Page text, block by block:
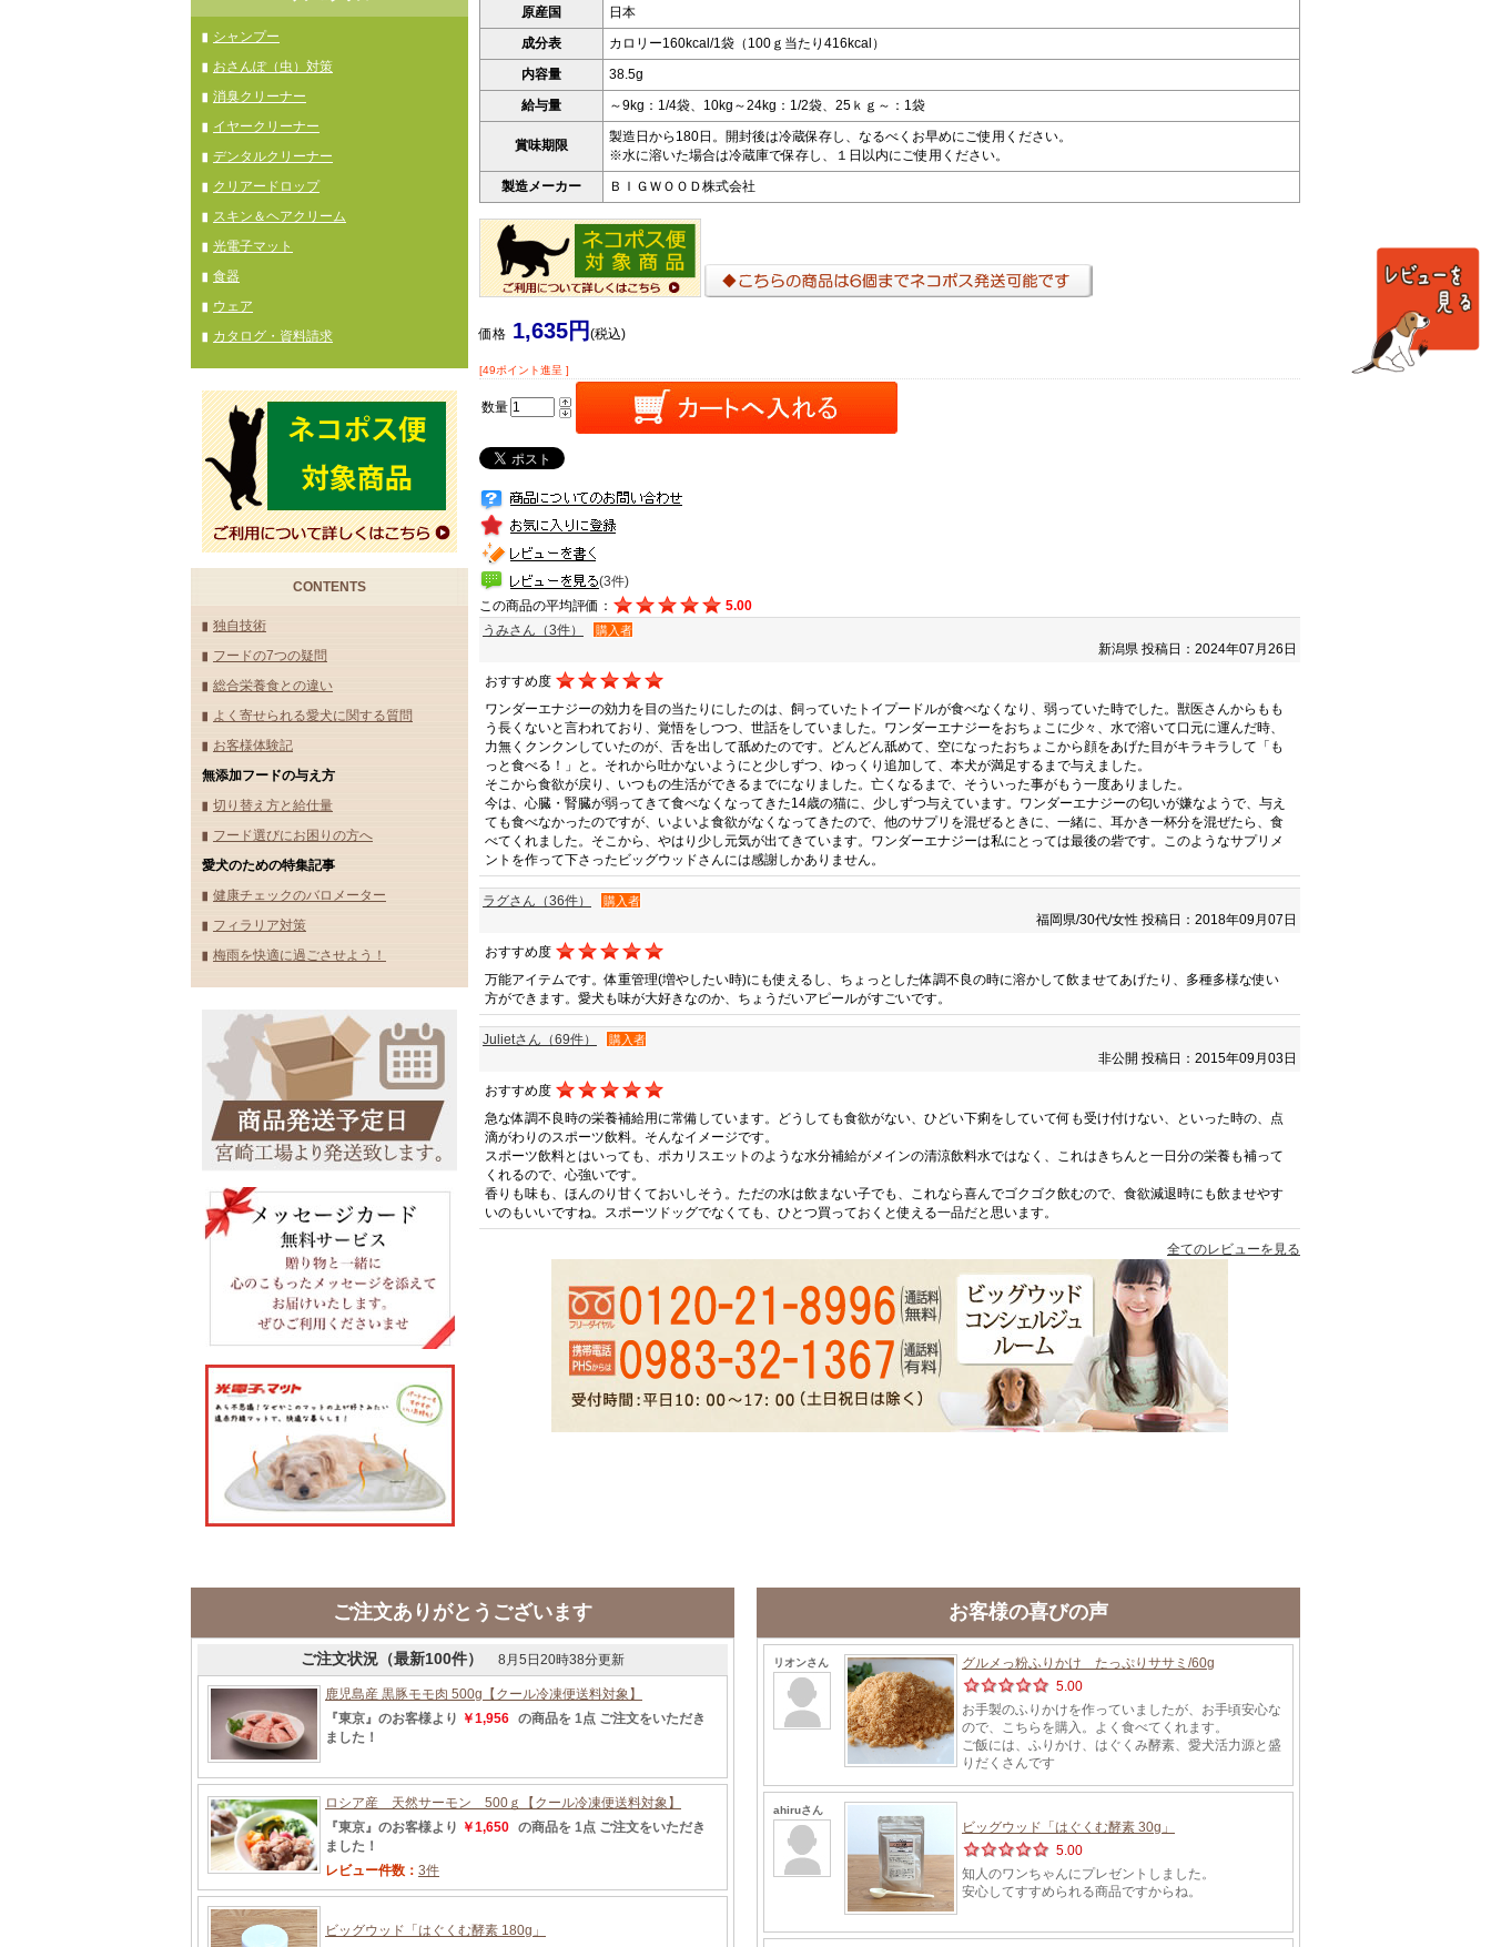
シャンプー
おさんぽ（虫）対策
消臭クリーナー
イヤークリーナー
デンタルクリーナー
クリアードロップ
スキン＆ヘアクリーム
光電子マット
食器
ウェア
カタログ・資料請求
CONTENTS
独自技術
フードの7つの疑問
総合栄養食との違い
よく寄せられる愛犬に関する質問
お客様体験記
無添加フードの与え方
切り替え方と給仕量
フード選びにお困りの方へ
愛犬のための特集記事
健康チェックのバロメーター
フィラリア対策
梅雨を快適に過ごさせよう！
原産国
日本
成分表
カロリー160kcal/1袋（100ｇ当たり416kcal）
内容量
38.5g
給与量
～9kg：1/4袋、10kg～24kg：1/2袋、25ｋｇ～：1袋
賞味期限
製造日から180日。開封後は冷蔵保存し、なるべくお早めにご使用ください。
※水に溶いた場合は冷蔵庫で保存し、１日以内にご使用ください。
製造メーカー
ＢＩＧＷＯＯＤ株式会社
価格 1,635円 (税込)
[49ポイント進呈 ]
数量
(3件)
この商品の平均評価：
5.00
うみさん（3件）
購入者
新潟県 投稿日：2024年07月26日
おすすめ度
ワンダーエナジーの効力を目の当たりにしたのは、飼っていたトイプードルが食べなくなり、弱っていた時でした。獣医さんからもも
う長くないと言われており、覚悟をしつつ、世話をしていました。ワンダーエナジーをおちょこに少々、水で溶いて口元に運んだ時、
力無くクンクンしていたのが、舌を出して舐めたのです。どんどん舐めて、空になったおちょこから顔をあげた目がキラキラして「も
っと食べる！」と。それから吐かないようにと少しずつ、ゆっくり追加して、本犬が満足するまで与えました。
そこから食欲が戻り、いつもの生活ができるまでになりました。亡くなるまで、そういった事がもう一度ありました。
今は、心臓・腎臓が弱ってきて食べなくなってきた14歳の猫に、少しずつ与えています。ワンダーエナジーの匂いが嫌なようで、与え
ても食べなかったのですが、いよいよ食欲がなくなってきたので、他のサプリを混ぜるときに、一緒に、耳かき一杯分を混ぜたら、食
べてくれました。そこから、やはり少し元気が出てきています。ワンダーエナジーは私にとっては最後の砦です。このようなサプリメ
ントを作って下さったビッグウッドさんには感謝しかありません。
ラグさん（36件） 購入者
福岡県/30代/女性 投稿日：2018年09月07日
おすすめ度
万能アイテムです。体重管理(増やしたい時)にも使えるし、ちょっとした体調不良の時に溶かして飲ませてあげたり、多種多様な使い
方ができます。愛犬も味が大好きなのか、ちょうだいアピールがすごいです。
Julietさん（69件） 購入者
非公開 投稿日：2015年09月03日
おすすめ度
急な体調不良時の栄養補給用に常備しています。どうしても食欲がない、ひどい下痢をしていて何も受け付けない、といった時の、点
滴がわりのスポーツ飲料。そんなイメージです。
スポーツ飲料とはいっても、ポカリスエットのような水分補給がメインの清涼飲料水ではなく、これはきちんと一日分の栄養も補って
くれるので、心強いです。
香りも味も、ほんのり甘くておいしそう。ただの水は飲まない子でも、これなら喜んでゴクゴク飲むので、食欲減退時にも飲ませやす
いのもいいですね。スポーツドッグでなくても、ひとつ買っておくと使える一品だと思います。
全てのレビューを見る
ご注文ありがとうございます お客様の喜びの声